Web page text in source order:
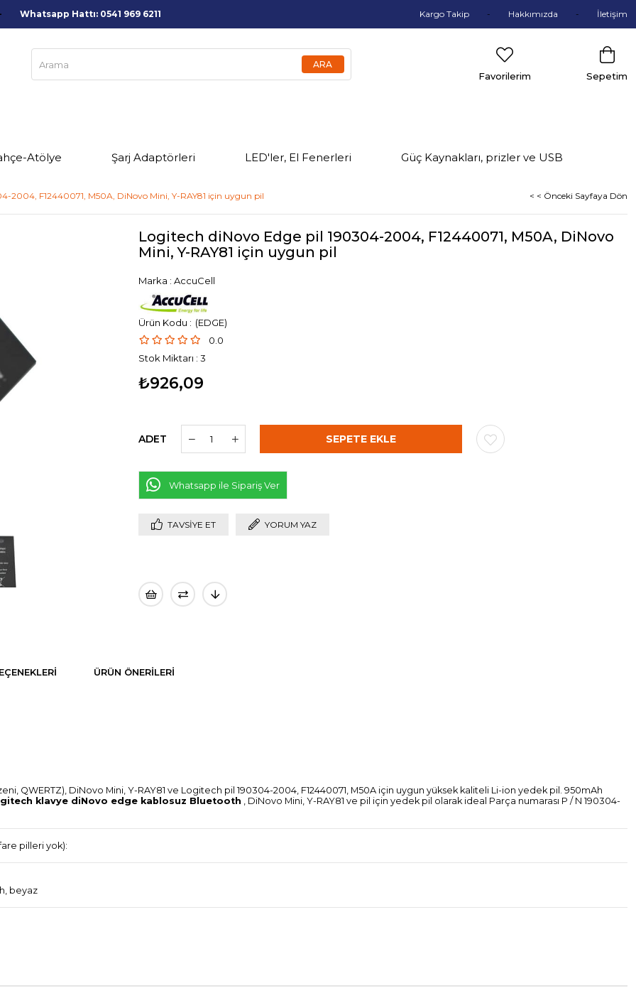
Whatsapp Hattı: 0541 969 6211 Kargo Takip Hakkımızda İletişim
Sepetim
Favorilerim
Atölye Şarj Adaptörleri LED'ler, El Fenerleri Güç Kaynakları, prizler ve USB
2004, F12440071, M50A, DiNovo Mini, Y-RAY81 için uygun pil < < Önceki Sayfaya Dön
Logitech diNovo Edge pil 190304-2004, F12440071, M50A, DiNovo
Mini, Y-RAY81 için uygun pil
Marka : AccuCell
(EDGE)
0.0
Stok Miktarı : 3
₺926,09
ADET
Whatsapp ile Sipariş Ver
TAVSIYE ET YORUM YAZ
ÜRÜN ÖNERILERI
DiNovo Mini, Y-RAY81 ve Logitech pil 190304-2004, F12440071, M50A için uygun yüksek kaliteli Li-ion yedek pil. 950mAh
klavye diNovo edge kablosuz Bluetooth , DiNovo Mini, Y-RAY81 ve pil için yedek pil olarak ideal Parça numarası P / N 190304-
pilleri yok):
beyaz